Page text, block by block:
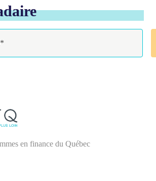
en finance du Québec